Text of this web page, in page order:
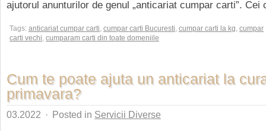
ajutorul anunturilor de genul „anticariat cumpar carti”. Cei
Tags: anticariat cumpar carti, cumpar carti Bucuresti, cumpar carti la kg, cumpar
carti vechi, cumparam carti din toate domeniile
Cum te poate ajuta un anticariat la
primavara?
03.2022 · Posted in Servicii Diverse